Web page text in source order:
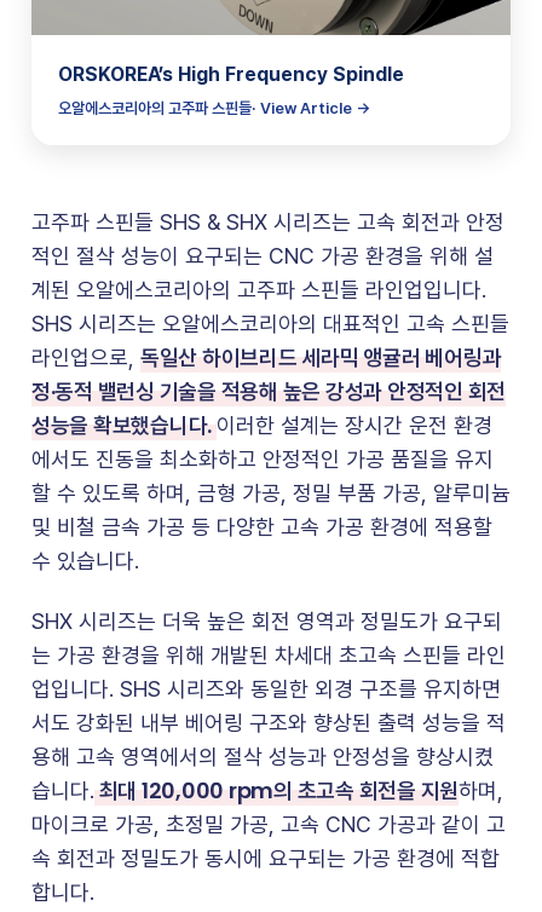
ORSKOREA’s High Frequency Spindle
오알에스코리아의 고주파 스핀들· View Article →
고주파 스핀들 SHS & SHX 시리즈는 고속 회전과 안정
적인 절삭 성능이 요구되는 CNC 가공 환경을 위해 설
계된 오알에스코리아의 고주파 스핀들 라인업입니다.
SHS 시리즈는 오알에스코리아의 대표적인 고속 스핀들
라인업으로, 독일산 하이브리드 세라믹 앵귤러 베어링과
정·동적 밸런싱 기술을 적용해 높은 강성과 안정적인 회전
성능을 확보했습니다. 이러한 설계는 장시간 운전 환경
에서도 진동을 최소화하고 안정적인 가공 품질을 유지
할 수 있도록 하며, 금형 가공, 정밀 부품 가공, 알루미늄
및 비철 금속 가공 등 다양한 고속 가공 환경에 적용할
수 있습니다.
SHX 시리즈는 더욱 높은 회전 영역과 정밀도가 요구되
는 가공 환경을 위해 개발된 차세대 초고속 스핀들 라인
업입니다. SHS 시리즈와 동일한 외경 구조를 유지하면
서도 강화된 내부 베어링 구조와 향상된 출력 성능을 적
용해 고속 영역에서의 절삭 성능과 안정성을 향상시켰
습니다. 최대 120,000 rpm의 초고속 회전을 지원하며,
마이크로 가공, 초정밀 가공, 고속 CNC 가공과 같이 고
속 회전과 정밀도가 동시에 요구되는 가공 환경에 적합
합니다.